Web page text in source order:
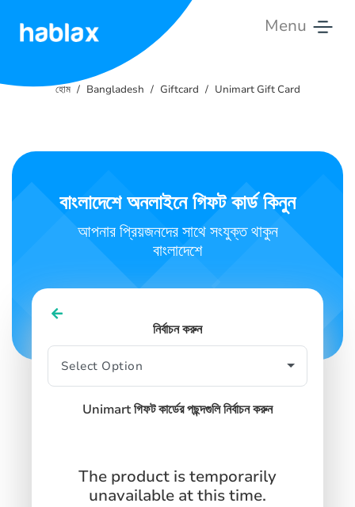
Menu
আমাদের
বাংলা
SIGN IN
হোম Bangladesh Giftcard Unimart Gift Card
বাংলাদেশে অনলাইনে গিফট কার্ড কিনুন
আপনার প্রিয়জনদের সাথে সংযুক্ত থাকুন
বাংলাদেশে
নির্বাচন করুন
Unimart গিফট কার্ডের পছন্দগুলি নির্বাচন করুন
The product is temporarily
unavailable at this time.